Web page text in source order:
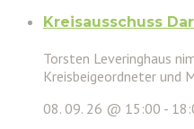
Kreisausschuss
Torsten Leveringhaus
Kreisbeigeordneter und
08. 09. 26 @ 15:00 -